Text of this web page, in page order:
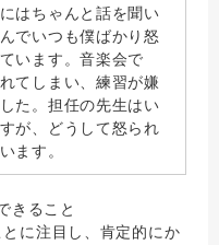
はちゃんと話を聞い
でいつも僕ばかり怒
います。音楽会で
てしまい、練習が嫌
た。担任の先生はい
が、どうして怒られ
ます。
きること
に注目し、肯定的にか